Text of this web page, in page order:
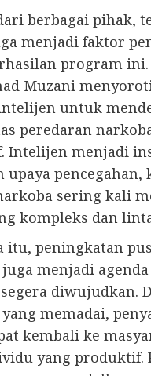
berbagai pihak,
menjadi faktor
program ini.
Muzani
untuk
peredaran
Intelijen menjadi
upaya pencegahan,
sering kali
kompleks dan
itu, peningkatan
menjadi
diwujudkan.
memadai,
kembali ke
yang produktif.